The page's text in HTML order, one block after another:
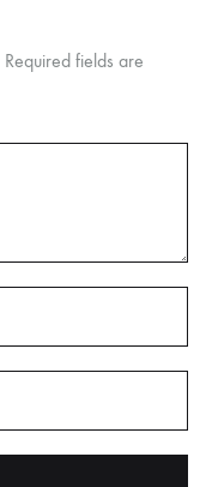
Required fields are